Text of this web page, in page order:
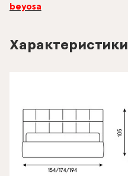
beyosa
Характеристики